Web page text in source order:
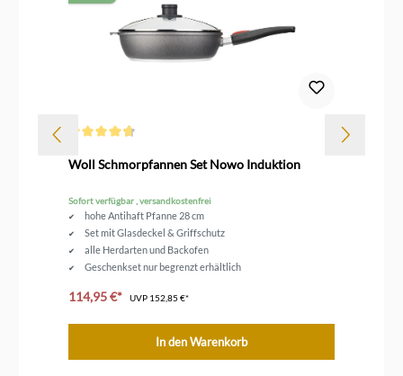
Woll Schmorpfannen Set Nowo Induktion
Sofort verfügbar , versandkostenfrei
hohe Antihaft Pfanne 28 cm
Set mit Glasdeckel & Griffschutz
alle Herdarten und Backofen
Geschenkset nur begrenzt erhältlich
114,95 €* UVP 152,85 €*
In den Warenkorb